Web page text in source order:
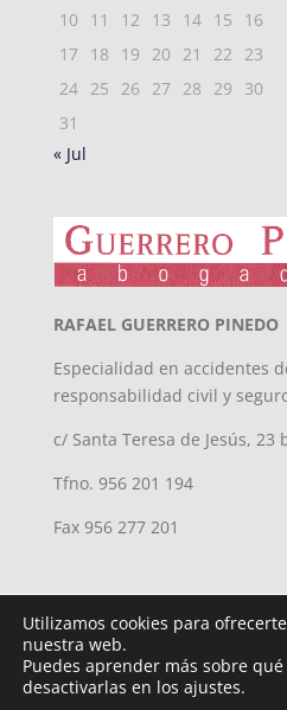
10
11 12 13 14 15
16
17
18 19 20 21 22
23
24 25 26 27 28 29
30
31
« Jul
RAFAEL GUERRERO PINEDO
Especialidad en accidentes
responsabilidad civil y
c/ Santa Teresa de Jesús, 23
Tfno. 956 201 194
Fax 956 277 201
Utilizamos cookies para
nuestra web.
Puedes aprender más sobre
desactivarlas en los ajustes.